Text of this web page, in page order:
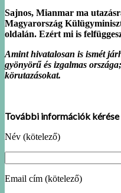
Sajnos, Mianmar ma
Magyarország
oldalán. Ezért mi is
Amint hivatalosan is ismét
gyönyörű és izgalmas
körutazásokat.
További információk kérése
Név (kötelező)
Email cím (kötelező)